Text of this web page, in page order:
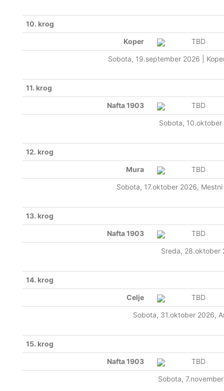
10. krog
Koper TBD
Sobota, 19.september 2026 |
11. krog
Nafta 1903 TBD
Sobota,
12. krog
Mura TBD
Sobota, 17.oktober 2026,
13. krog
Nafta 1903 TBD
Sreda, 28.oktober
14. krog
Celje TBD
Sobota, 31.oktober 2026,
15. krog
Nafta 1903 TBD
Sobota,